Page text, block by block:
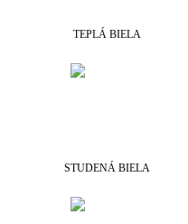
TEPLÁ BIELA
STUDENÁ BIELA